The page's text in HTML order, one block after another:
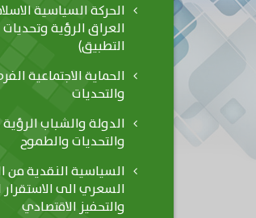
الحركة السياسية
العراق الرؤية وتحديات
التطبيق)
الحماية الاجتماعية
والتحديات
الدولة والشباب الرؤية
والتحديات والطموح
السياسية النقدية من
السعري الى الاستقرار
والتحفيز الاقتصادي